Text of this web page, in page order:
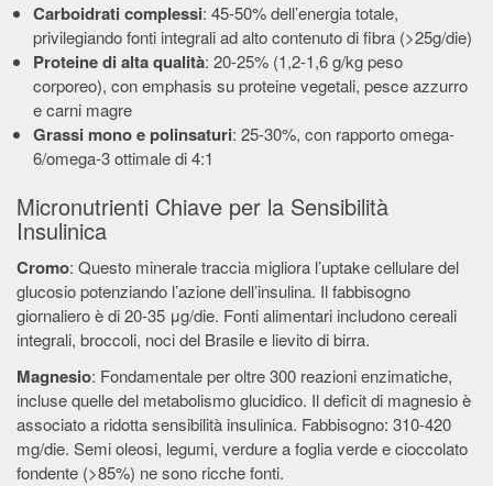
Carboidrati complessi: 45-50% dell’energia totale,
privilegiando fonti integrali ad alto contenuto di fibra (>25g/die)
Proteine di alta qualità: 20-25% (1,2-1,6 g/kg peso
corporeo), con emphasis su proteine vegetali, pesce azzurro
e carni magre
Grassi mono e polinsaturi: 25-30%, con rapporto omega-
6/omega-3 ottimale di 4:1
Micronutrienti Chiave per la Sensibilità
Insulinica
Cromo: Questo minerale traccia migliora l’uptake cellulare del
glucosio potenziando l’azione dell’insulina. Il fabbisogno
giornaliero è di 20-35 μg/die. Fonti alimentari includono cereali
integrali, broccoli, noci del Brasile e lievito di birra.
Magnesio: Fondamentale per oltre 300 reazioni enzimatiche,
incluse quelle del metabolismo glucidico. Il deficit di magnesio è
associato a ridotta sensibilità insulinica. Fabbisogno: 310-420
mg/die. Semi oleosi, legumi, verdure a foglia verde e cioccolato
fondente (>85%) ne sono ricche fonti.